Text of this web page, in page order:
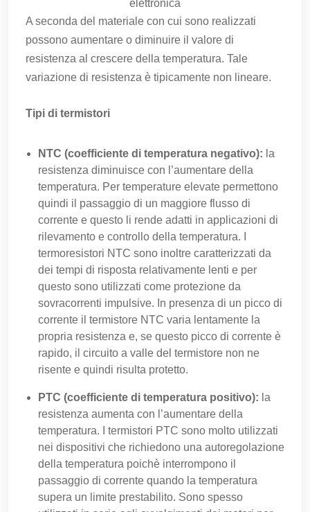
elettronica
A seconda del materiale con cui sono realizzati
possono aumentare o diminuire il valore di
resistenza al crescere della temperatura. Tale
variazione di resistenza è tipicamente non lineare.
Tipi di termistori
NTC (coefficiente di temperatura negativo): la
resistenza diminuisce con l’aumentare della
temperatura. Per temperature elevate permettono
quindi il passaggio di un maggiore flusso di
corrente e questo li rende adatti in applicazioni di
rilevamento e controllo della temperatura. I
termoresistori NTC sono inoltre caratterizzati da
dei tempi di risposta relativamente lenti e per
questo sono utilizzati come protezione da
sovracorrenti impulsive. In presenza di un picco di
corrente il termistore NTC varia lentamente la
propria resistenza e, se questo picco di corrente è
rapido, il circuito a valle del termistore non ne
risente e quindi risulta protetto.
PTC (coefficiente di temperatura positivo): la
resistenza aumenta con l’aumentare della
temperatura. I termistori PTC sono molto utilizzati
nei dispositivi che richiedono una autoregolazione
della temperatura poichè interrompono il
passaggio di corrente quando la temperatura
supera un limite prestabilito. Sono spesso